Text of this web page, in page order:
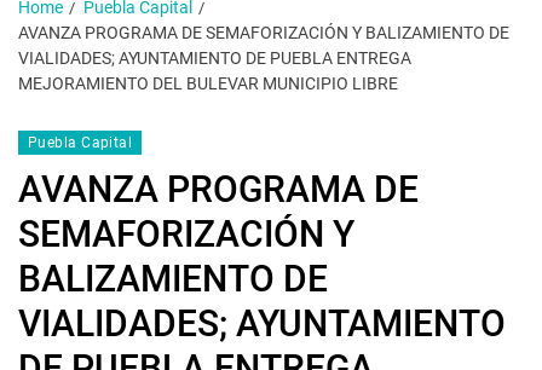
Home
Puebla Capital
AVANZA PROGRAMA DE SEMAFORIZACIÓN Y BALIZAMIENTO DE
VIALIDADES; AYUNTAMIENTO DE PUEBLA ENTREGA
MEJORAMIENTO DEL BULEVAR MUNICIPIO LIBRE
Puebla Capital
AVANZA PROGRAMA DE
SEMAFORIZACIÓN Y
BALIZAMIENTO DE
VIALIDADES; AYUNTAMIENTO